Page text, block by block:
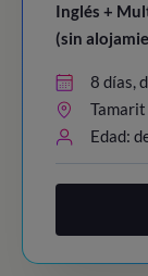
Inglés +
(sin
8 días,
Tamarit
Edad: